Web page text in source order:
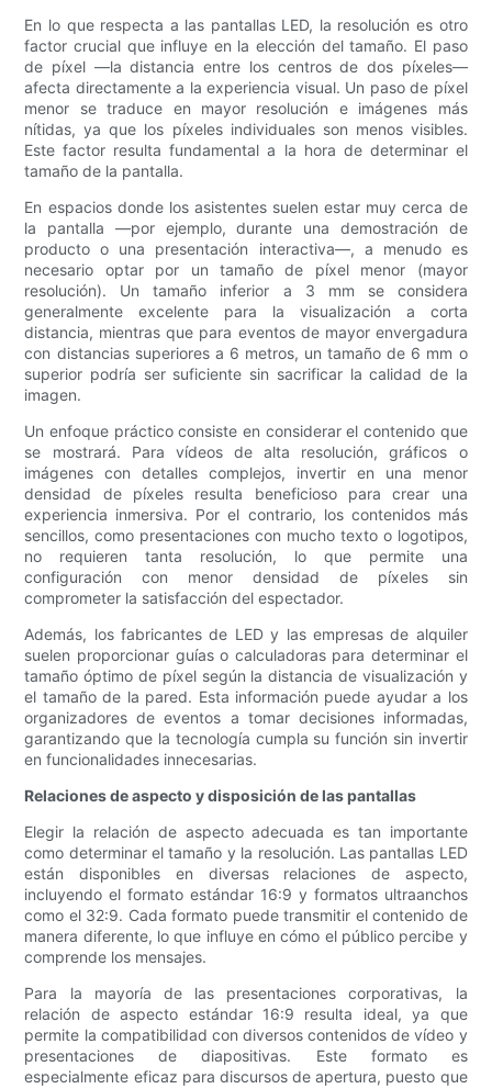
En lo que respecta a las pantallas LED, la resolución es otro
factor crucial que influye en la elección del tamaño. El paso
de píxel —la distancia entre los centros de dos píxeles—
afecta directamente a la experiencia visual. Un paso de píxel
menor se traduce en mayor resolución e imágenes más
nítidas, ya que los píxeles individuales son menos visibles.
Este factor resulta fundamental a la hora de determinar el
tamaño de la pantalla.
En espacios donde los asistentes suelen estar muy cerca de
la pantalla —por ejemplo, durante una demostración de
producto o una presentación interactiva—, a menudo es
necesario optar por un tamaño de píxel menor (mayor
resolución). Un tamaño inferior a 3 mm se considera
generalmente excelente para la visualización a corta
distancia, mientras que para eventos de mayor envergadura
con distancias superiores a 6 metros, un tamaño de 6 mm o
superior podría ser suficiente sin sacrificar la calidad de la
imagen.
Un enfoque práctico consiste en considerar el contenido que
se mostrará. Para vídeos de alta resolución, gráficos o
imágenes con detalles complejos, invertir en una menor
densidad de píxeles resulta beneficioso para crear una
experiencia inmersiva. Por el contrario, los contenidos más
sencillos, como presentaciones con mucho texto o logotipos,
no requieren tanta resolución, lo que permite una
configuración con menor densidad de píxeles sin
comprometer la satisfacción del espectador.
Además, los fabricantes de LED y las empresas de alquiler
suelen proporcionar guías o calculadoras para determinar el
tamaño óptimo de píxel según la distancia de visualización y
el tamaño de la pared. Esta información puede ayudar a los
organizadores de eventos a tomar decisiones informadas,
garantizando que la tecnología cumpla su función sin invertir
en funcionalidades innecesarias.
Relaciones de aspecto y disposición de las pantallas
Elegir la relación de aspecto adecuada es tan importante
como determinar el tamaño y la resolución. Las pantallas LED
están disponibles en diversas relaciones de aspecto,
incluyendo el formato estándar 16:9 y formatos ultraanchos
como el 32:9. Cada formato puede transmitir el contenido de
manera diferente, lo que influye en cómo el público percibe y
comprende los mensajes.
Para la mayoría de las presentaciones corporativas, la
relación de aspecto estándar 16:9 resulta ideal, ya que
permite la compatibilidad con diversos contenidos de vídeo y
presentaciones de diapositivas. Este formato es
especialmente eficaz para discursos de apertura, puesto que